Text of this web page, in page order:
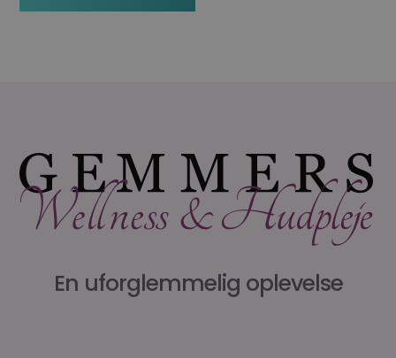
En uforglemmelig oplevelse